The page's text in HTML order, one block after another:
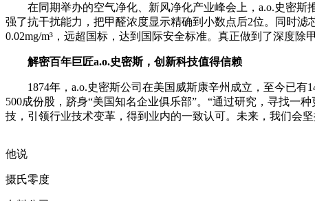
在同期举办的空气净化、新风净化产业峰会上，a.o.史密斯
强了抗干扰能力，把甲醛浓度显示精确到小数点后2位。同时
0.02mg/m³，远超国标，达到国际安全标准。真正做到了深度除
解密百年巨匠a.o.史密斯，创新科技值得信赖
1874年，a.o.史密斯公司在美国威斯康辛州成立，至今已有
500成份股，跻身“美国知名企业俱乐部”。“通过研究，寻找一
技，引领行业技术变革，得到业内的一致认可。未来，我们会
他说
摄氏零度